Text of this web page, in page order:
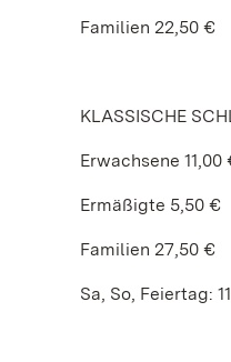
Familien 22,50 €
KLASSISCHE
Erwachsene 11,00
Ermäßigte 5,50 €
Familien 27,50 €
Sa, So, Feiertag: